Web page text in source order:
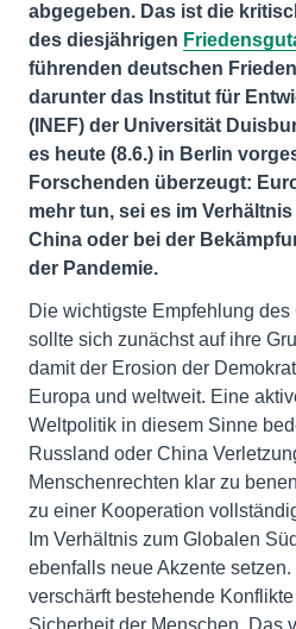
abgegeben. Das ist die
des diesjährigen
führenden deutschen
darunter das Institut für
(INEF) der Universität
es heute (8.6.) in Berlin
Forschenden überzeugt:
mehr tun, sei es im
China oder bei der
der Pandemie.
Die wichtigste Empfehlung
sollte sich zunächst auf ihre
damit der Erosion der
Europa und weltweit. Eine
Weltpolitik in diesem Sinne
Russland oder China
Menschenrechten klar zu
zu einer Kooperation
Im Verhältnis zum Globalen
ebenfalls neue Akzente
verschärft bestehende
Sicherheit der Menschen. Das